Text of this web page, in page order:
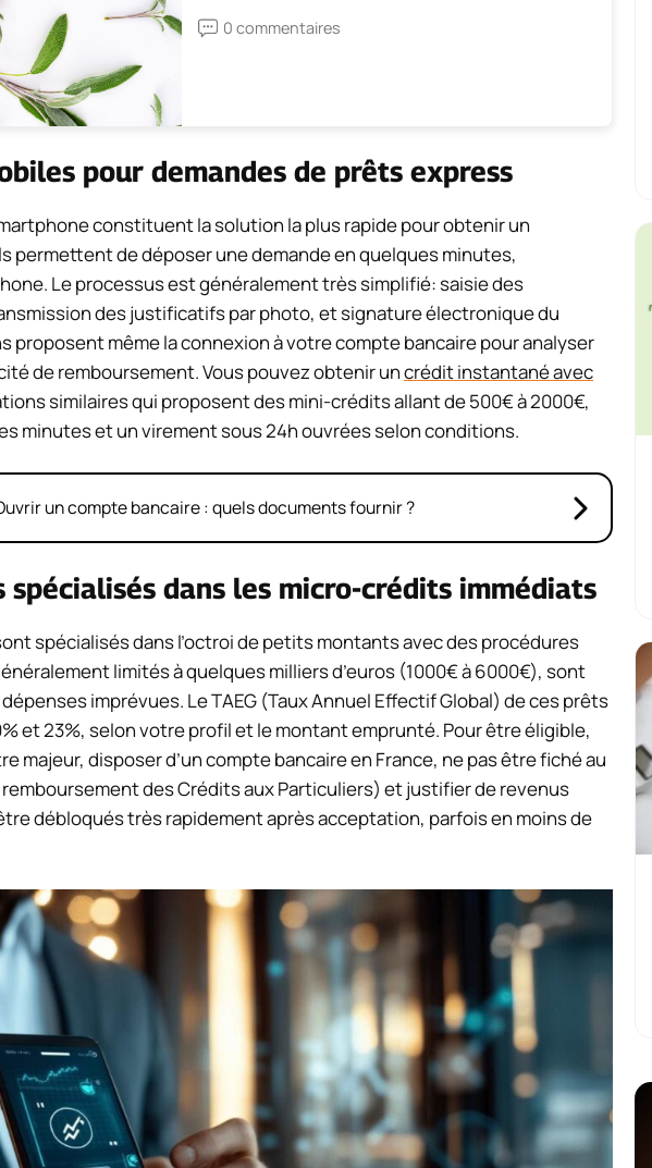
0 commentaires
pour demandes de prêts express
constituent la solution la plus rapide pour obtenir un
permettent de déposer une demande en quelques minutes,
Le processus est généralement très simplifié: saisie des
des justificatifs par photo, et signature électronique du
proposent même la connexion à votre compte bancaire pour analyser
de remboursement. Vous pouvez obtenir uncrédit instantané avec
similaires qui proposent des mini-crédits allant de 500€ à 2000€,
minutes et un virement sous 24h ouvrées selon conditions.
un compte bancaire : quels documents fournir ?
spécialisés dans les micro-crédits immédiats
spécialisés dans l’octroi de petits montants avec des procédures
limités à quelques milliers d’euros (1000€ à 6000€), sont
imprévues. Le TAEG (Taux Annuel Effectif Global) de ces prêts
et 23%, selon votre profil et le montant emprunté. Pour être éligible,
majeur, disposer d’un compte bancaire en France, ne pas être fiché au
remboursement des Crédits aux Particuliers) et justifier de revenus
débloqués très rapidement après acceptation, parfois en moins de